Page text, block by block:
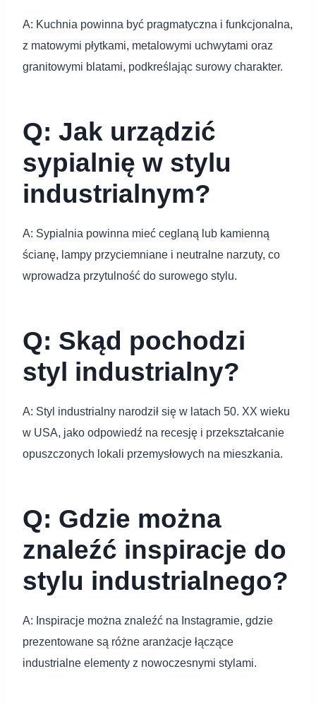
A: Kuchnia powinna być pragmatyczna i funkcjonalna,
z matowymi płytkami, metalowymi uchwytami oraz
granitowymi blatami, podkreślając surowy charakter.
Q: Jak urządzić
sypialnię w stylu
industrialnym?
A: Sypialnia powinna mieć ceglaną lub kamienną
ścianę, lampy przyciemniane i neutralne narzuty, co
wprowadza przytulność do surowego stylu.
Q: Skąd pochodzi
styl industrialny?
A: Styl industrialny narodził się w latach 50. XX wieku
w USA, jako odpowiedź na recesję i przekształcanie
opuszczonych lokali przemysłowych na mieszkania.
Q: Gdzie można
znaleźć inspiracje do
stylu industrialnego?
A: Inspiracje można znaleźć na Instagramie, gdzie
prezentowane są różne aranżacje łączące
industrialne elementy z nowoczesnymi stylami.